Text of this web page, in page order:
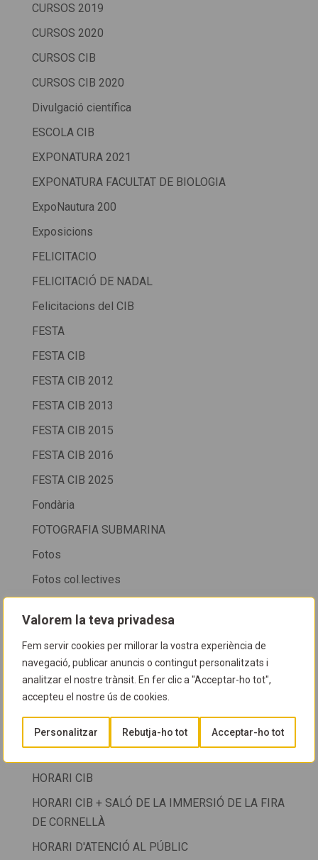
Valorem la teva privadesa
Fem servir cookies per millorar la vostra experiència de
navegació, publicar anuncis o contingut personalitzats i
analitzar el nostre trànsit. En fer clic a "Acceptar-ho tot",
accepteu el nostre ús de cookies.
Personalitzar Rebutja-ho tot Acceptar-ho tot
CURSOS 2019
CURSOS 2020
CURSOS CIB
CURSOS CIB 2020
Divulgació científica
ESCOLA CIB
EXPONATURA 2021
EXPONATURA FACULTAT DE BIOLOGIA
ExpoNautura 200
Exposicions
FELICITACIO
FELICITACIÓ DE NADAL
Felicitacions del CIB
FESTA
FESTA CIB
FESTA CIB 2012
FESTA CIB 2013
FESTA CIB 2015
FESTA CIB 2016
FESTA CIB 2025
Fondària
FOTOGRAFIA SUBMARINA
Fotos
Fotos col.lectives
Fotos cursos
FOTOS NETEGES
FOTOSUB
GUIA D'ESPÈCIES
Guia del CIB
HORARI CIB
HORARI CIB + SALÓ DE LA IMMERSIÓ DE LA FIRA
DE CORNELLÀ
HORARI D'ATENCIÓ AL PÚBLIC